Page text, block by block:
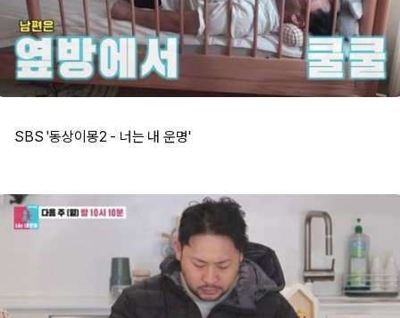
SBS '동상이몽2 - 너는 내 운명'